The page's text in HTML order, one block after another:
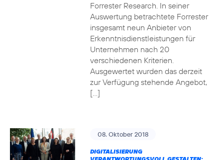
Forrester Research. In seiner
Auswertung betrachtete Forrester
insgesamt neun Anbieter von
Erkenntnisdienstleistungen für
Unternehmen nach 20
verschiedenen Kriterien.
Ausgewertet wurden das derzeit
zur Verfügung stehende Angebot,
[…]
08. Oktober 2018
DIGITALISIERUNG